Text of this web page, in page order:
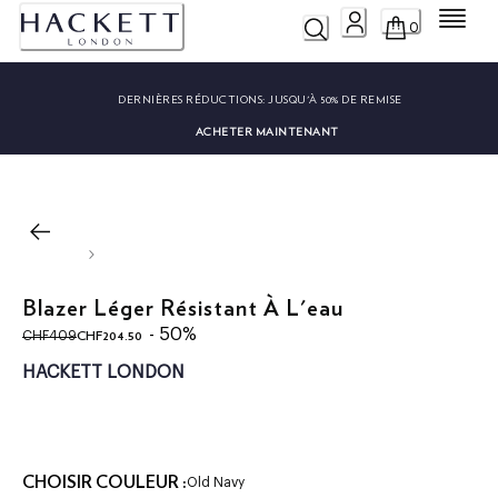
0 Menu
DERNIÈRES RÉDUCTIONS: JUSQU'À 50% DE REMISE
ACHETER MAINTENANT
Blazer Léger Résistant À L'eau
CHF409
original price CHF409
CHF204.50
current price CHF204.50
- 50%
HACKETT LONDON
CHOISIR COULEUR :Old Navy